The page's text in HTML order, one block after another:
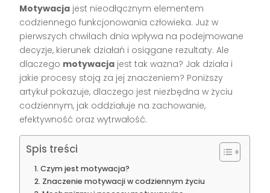
Motywacja jest nieodłącznym elementem
codziennego funkcjonowania człowieka. Już w
pierwszych chwilach dnia wpływa na podejmowane
decyzje, kierunek działań i osiągane rezultaty. Ale
dlaczego motywacja jest tak ważna? Jak działa i
jakie procesy stoją za jej znaczeniem? Poniższy
artykuł pokazuje, dlaczego jest niezbędna w życiu
codziennym, jak oddziałuje na zachowanie,
efektywność oraz wytrwałość.
Spis treści
Czym jest motywacja?
Znaczenie motywacji w codziennym życiu